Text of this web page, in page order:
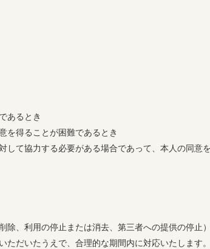
あるとき
を得ることが困難であるとき
して協力する必要がある場合であって、本人の同意
、利用の停止または消去、第三者への提供の停止
だいたうえで、合理的な期間内に対応いたします